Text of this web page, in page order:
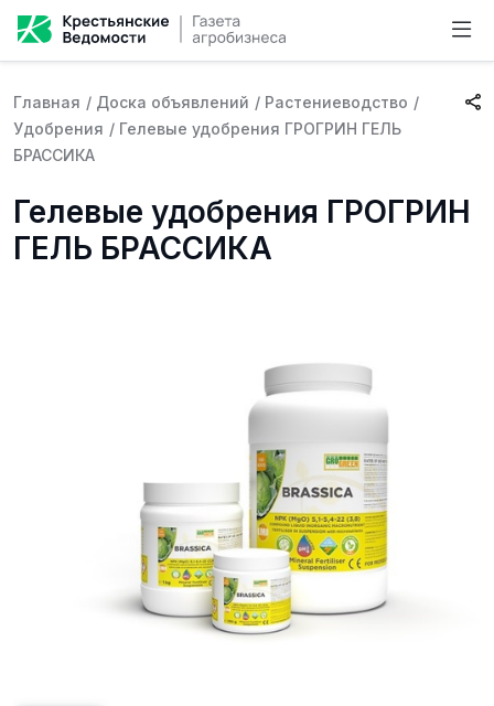
Главная / Доска объявлений / Растениеводство /
Удобрения / Гелевые удобрения ГРОГРИН ГЕЛЬ
БРАССИКА
Гелевые удобрения ГРОГРИН
ГЕЛЬ БРАССИКА